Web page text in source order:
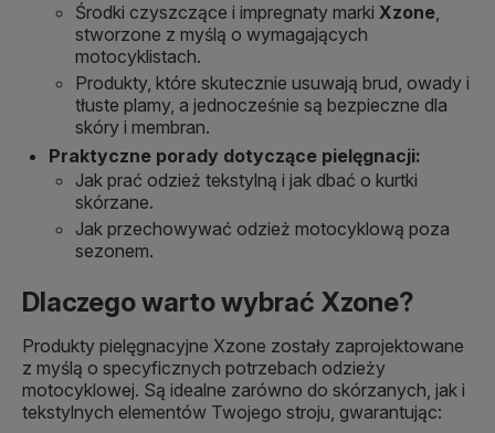
Środki czyszczące i impregnaty marki Xzone,
stworzone z myślą o wymagających
motocyklistach.
Produkty, które skutecznie usuwają brud, owady i
tłuste plamy, a jednocześnie są bezpieczne dla
skóry i membran.
Praktyczne porady dotyczące pielęgnacji:
Jak prać odzież tekstylną i jak dbać o kurtki
skórzane.
Jak przechowywać odzież motocyklową poza
sezonem.
Dlaczego warto wybrać Xzone?
Produkty pielęgnacyjne Xzone zostały zaprojektowane
z myślą o specyficznych potrzebach odzieży
motocyklowej. Są idealne zarówno do skórzanych, jak i
tekstylnych elementów Twojego stroju, gwarantując: